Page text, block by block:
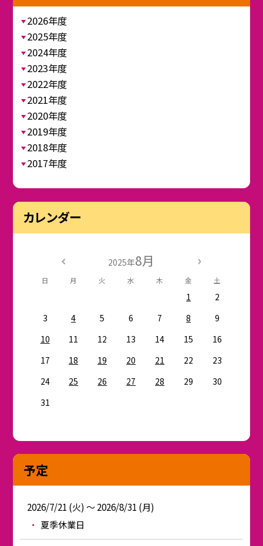
2026年度
2025年度
2024年度
2023年度
2022年度
2021年度
2020年度
2019年度
2018年度
2017年度
カレンダー
2025年8月
日 月 火 水 木 金 土
1
2
3
4 5 6 7 8
9
10
11 12 13 14 15
16
17
18 19 20 21 22
23
24
25 26 27 28 29
30
31
予定
2026/7/21 (火) ～ 2026/8/31 (月)
夏季休業日